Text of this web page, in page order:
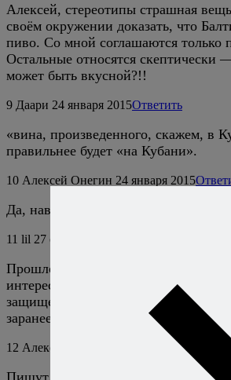
Алексей, стереотипы страшная
своём окружении доказать, что
пиво. Со мной соглашаются только
Остальные относятся скептически
может быть вкусной?!!
9 Даари 24 января 2015Ответить
«вина, произведенного, скажем, в
правильнее будет «на Кубани».
10 Алексей Онегин 24 января 2015
Да, наверное :)
11 lil 27 октября 2016
Прошло свыше года после
интересует итог: появились ли в
защищенные географическими
заранее за ответ.
12 Алексей Онегин 27 октября 2016
Пишут, что да, хотя, конечно, если